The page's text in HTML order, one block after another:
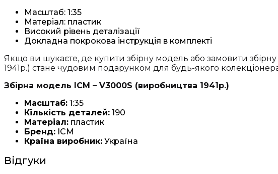
Масштаб: 1:35
Матеріал: пластик
Високий рівень деталізації
Докладна покрокова інструкція в комплекті
Якщо ви шукаєте, де купити збірну модель або замовити
1941р.) стане чудовим подарунком для будь-якого
Збірна модель ICM – V3000S (виробництва 1941р.)
Масштаб: 1:35
Кількість деталей: 190
Матеріал: пластик
Бренд: ICM
Країна виробник: Україна
Відгуки